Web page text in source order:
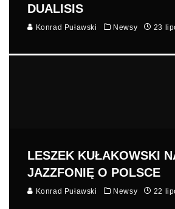
DUALISIS
Konrad Puławski Newsy 23
LESZEK KUŁAKOWSKI
JAZZFONIĘ O POLSCE
Konrad Puławski Newsy 22